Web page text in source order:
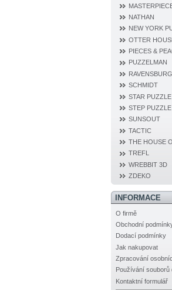
NATHAN
NEW YORK
OTTER
PIECES &
PUZZELMAN
SCHMIDT
STAR PUZZLE
STEP PUZZLE
SUNSOUT
TACTIC
THE HOUSE
TREFL
WREBBIT 3D
ZDEKO
INFORMACE
O firmě
Obchodní
Dodací podmínky
Jak nakupovat
Zpracování
Používání souborů
Kontaktní formulář